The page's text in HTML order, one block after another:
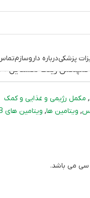
پزشکیدرباره داروسازم
زینک نکستایل 60 عددی
, مکمل رژیمی و غذایی و کمک
, ویتامین ها, ویتامین های B
سی می باشد.